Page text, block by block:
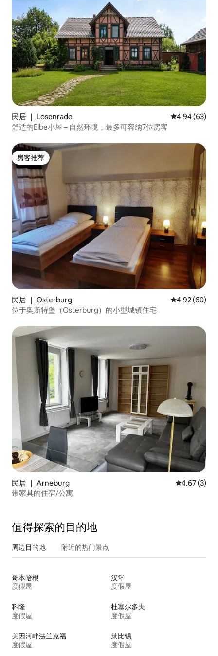
民居 ｜ Losenrade 平均评分 4.94
4.94 (63)
舒适的Elbe小屋 – 自然环境，最多可容纳7位房客
房客推荐
房客推荐
民居 ｜ Osterburg 平均评分 4.92
4.92 (60)
位于奥斯特堡（Osterburg）的小型城镇住宅
民居 ｜ Arneburg 平均评分
4.67 (3)
带家具的住宿/公寓
值得探索的目的地
周边目的地 附近的热门景点
哥本哈根
度假屋
汉堡
度假屋
科隆
度假屋
杜塞尔多夫
度假屋
美因河畔法兰克福
度假屋
莱比锡
度假屋